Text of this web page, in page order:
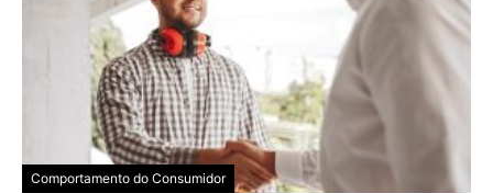
Comportamento do Consumidor